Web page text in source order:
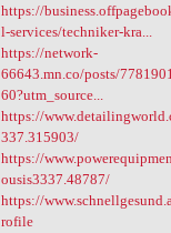
https://
l-services/techniker-kra...
https://network-
66643.mn.co/posts/
60?utm_source...
https://
337.315903/
https://
ousis3337.48787/
https://
rofile